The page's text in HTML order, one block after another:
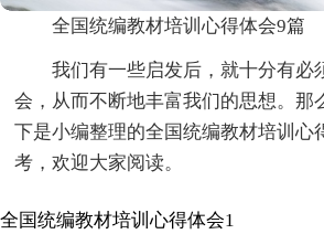
全国统编教材培训心得体会9篇
我们有一些启发后，就十分有必
会，从而不断地丰富我们的思想。那
下是小编整理的全国统编教材培训心
考，欢迎大家阅读。
全国统编教材培训心得体会1